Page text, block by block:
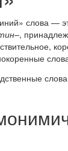
слова —
,